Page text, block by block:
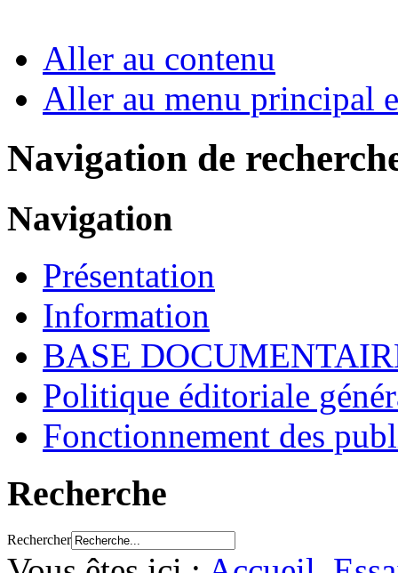
Aller au contenu
Aller au menu principal
Navigation de
Navigation
Présentation
Information
BASE
Politique éditoriale
Fonctionnement des
Recherche
Rechercher